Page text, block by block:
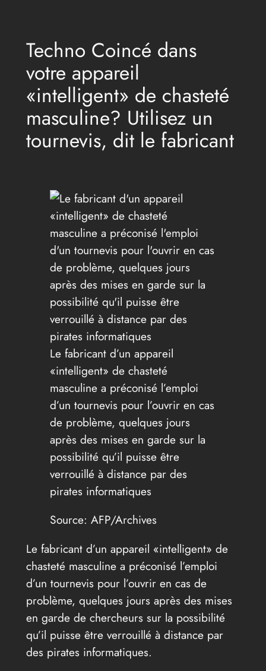
contenuTechno Coincé dans
votre appareil
«intelligent» de chasteté
masculine? Utilisez un
tournevis, dit le fabricant
Le fabricant d’un appareil
«intelligent» de chasteté
masculine a préconisé l’emploi
d’un tournevis pour l’ouvrir en cas
de problème, quelques jours
après des mises en garde sur la
possibilité qu’il puisse être
verrouillé à distance par des
pirates informatiques
Source: AFP/Archives
Le fabricant d’un appareil «intelligent» de
chasteté masculine a préconisé l’emploi
d’un tournevis pour l’ouvrir en cas de
problème, quelques jours après des mises
en garde de chercheurs sur la possibilité
qu’il puisse être verrouillé à distance par
des pirates informatiques.